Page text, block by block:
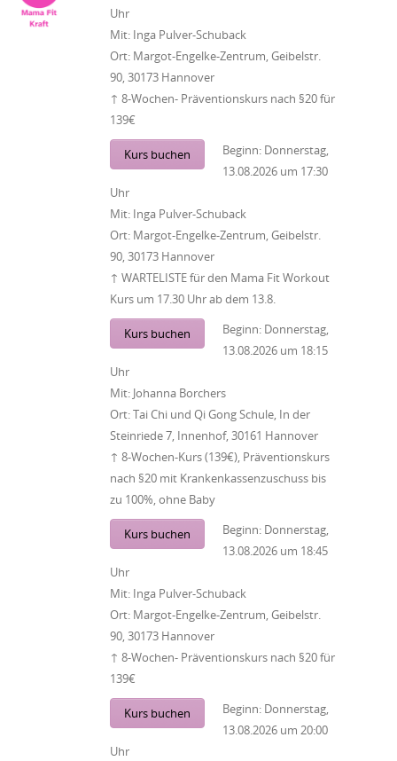
Uhr
Mit: Inga Pulver-Schuback
Ort: Margot-Engelke-Zentrum, Geibelstr.
90, 30173 Hannover
↑ 8-Wochen- Präventionskurs nach §20 für
139€
Kurs buchen Beginn: Donnerstag,
13.08.2026 um 17:30
Uhr
Mit: Inga Pulver-Schuback
Ort: Margot-Engelke-Zentrum, Geibelstr.
90, 30173 Hannover
↑ WARTELISTE für den Mama Fit Workout
Kurs um 17.30 Uhr ab dem 13.8.
Kurs buchen Beginn: Donnerstag,
13.08.2026 um 18:15
Uhr
Mit: Johanna Borchers
Ort:Tai Chi und Qi Gong Schule, In der
Steinriede 7, Innenhof, 30161 Hannover
↑ 8-Wochen-Kurs (139€), Präventionskurs
nach §20 mit Krankenkassenzuschuss bis
zu 100%, ohne Baby
Kurs buchen Beginn: Donnerstag,
13.08.2026 um 18:45
Uhr
Mit: Inga Pulver-Schuback
Ort: Margot-Engelke-Zentrum, Geibelstr.
90, 30173 Hannover
↑ 8-Wochen- Präventionskurs nach §20 für
139€
Kurs buchen Beginn: Donnerstag,
13.08.2026 um 20:00
Uhr